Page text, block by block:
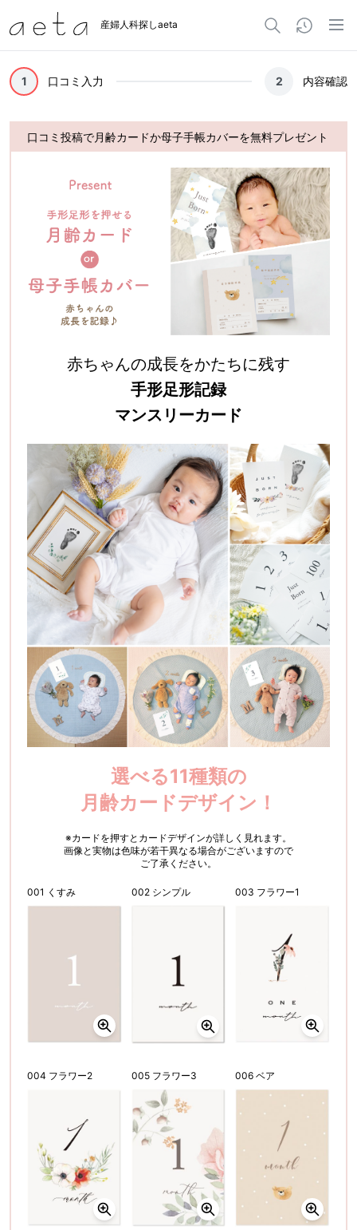
産婦人科探しaeta
1 口コミ入力 2 内容確認
口コミ投稿で月齢カードか母子手帳カバーを無料プレゼント
赤ちゃんの成長をかたちに残す
手形足形記録
マンスリーカード
選べる11種類の
月齢カードデザイン！
※カードを押すとカードデザインが詳しく見れます。
画像と実物は色味が若干異なる場合がございますので
ご了承ください。
001 くすみ 002 シンプル 003 フラワー1
004 フラワー2 005 フラワー3 006 ベア